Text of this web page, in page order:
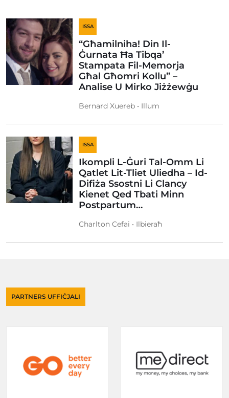
ISSA
“Għamilniha! Din Il-
Ġurnata Ħa Tibqa’
Stampata Fil-Memorja
Għal Għomri Kollu” –
Analise U Mirko Jiżżewġu
Bernard Xuereb • Illum
ISSA
Ikompli L-Ġuri Tal-Omm Li
Qatlet Lit-Tliet Uliedha – Id-
Difiża Ssostni Li Clancy
Kienet Qed Tbati Minn
Postpartum…
Charlton Cefai • Ilbieraħ
PARTNERS UFFIĊJALI